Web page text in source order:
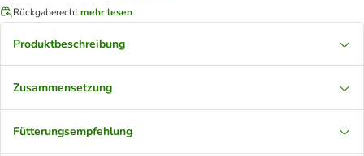
Rückgaberechtmehr lesen
Produktbeschreibung
Zusammensetzung
Fütterungsempfehlung